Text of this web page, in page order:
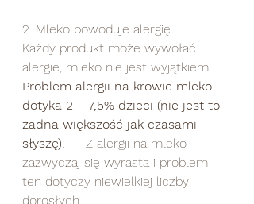
2. Mleko powoduje alergię.
Każdy produkt może wywołać
alergie, mleko nie jest wyjątkiem.
Problem alergii na krowie mleko
dotyka 2 – 7,5% dzieci (nie jest to
żadna większość jak czasami
słyszę).
zazwyczaj się wyrasta i problem
ten dotyczy niewielkiej liczby
dorosłych.